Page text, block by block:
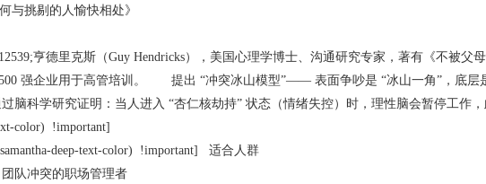
与挑剔的人愉快相处》
亨德里克斯（Guy Hendricks），美国心理学博士、沟通研究专家，著有《不被父
强企业用于高管培训。 提出 “冲突冰山模型”—— 表面争吵是 “冰山一角”，底层
脑科学研究证明：当人进入 “杏仁核劫持” 状态（情绪失控）时，理性脑会暂停工作
color) !important]
deep-text-color) !important] 适合人群
队冲突的职场管理者